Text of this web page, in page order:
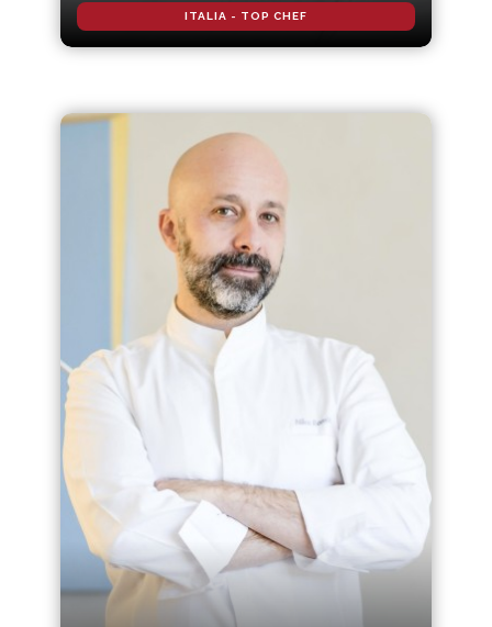
ITALIA - TOP CHEF